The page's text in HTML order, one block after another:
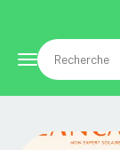
Toggle